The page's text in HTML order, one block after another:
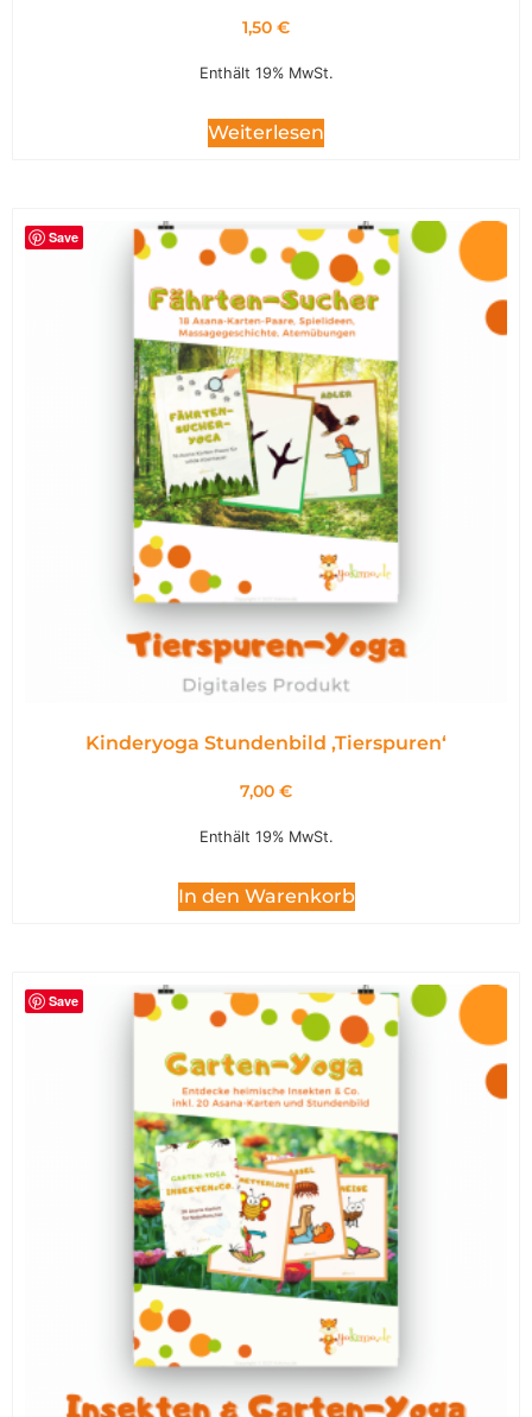
1,50 €
Enthält 19% MwSt.
Weiterlesen
Save
Kinderyoga Stundenbild ,Tierspuren‘
7,00 €
Enthält 19% MwSt.
In den Warenkorb
Save